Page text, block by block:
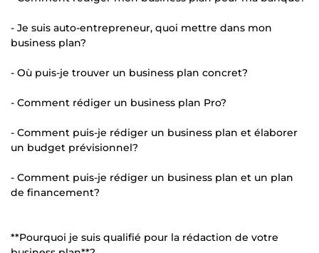
- Je suis auto-entrepreneur, quoi mettre dans mon
business plan?
- Où puis-je trouver un business plan concret?
- Comment rédiger un business plan Pro?
- Comment puis-je rédiger un business plan et élaborer
un budget prévisionnel?
- Comment puis-je rédiger un business plan et un plan
de financement?
**Pourquoi je suis qualifié pour la rédaction de votre